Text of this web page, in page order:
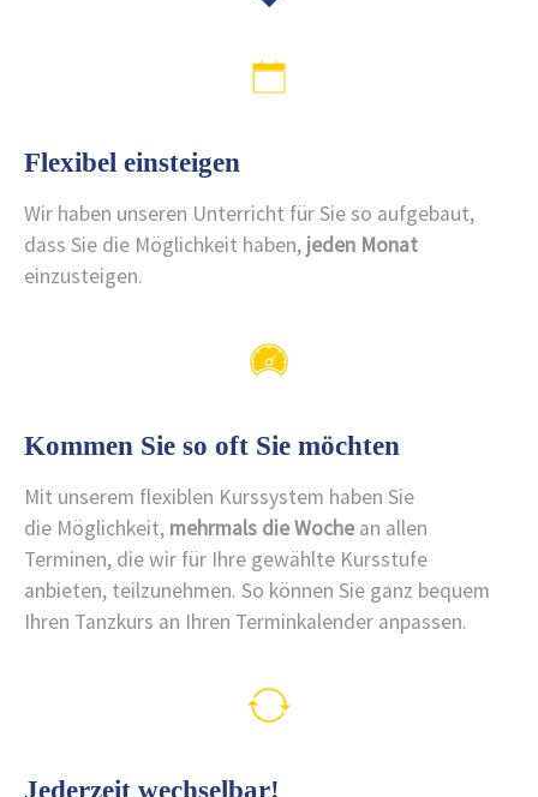
Flexibel einsteigen
Wir haben unseren Unterricht für Sie so aufgebaut,
dass Sie die Möglichkeit haben, jeden Monat
einzusteigen.
Kommen Sie so oft Sie möchten
Mit unserem flexiblen Kurssystem haben Sie
die Möglichkeit, mehrmals die Woche an allen
Terminen, die wir für Ihre gewählte Kursstufe
anbieten, teilzunehmen. So können Sie ganz bequem
Ihren Tanzkurs an Ihren Terminkalender anpassen.
Jederzeit wechselbar!